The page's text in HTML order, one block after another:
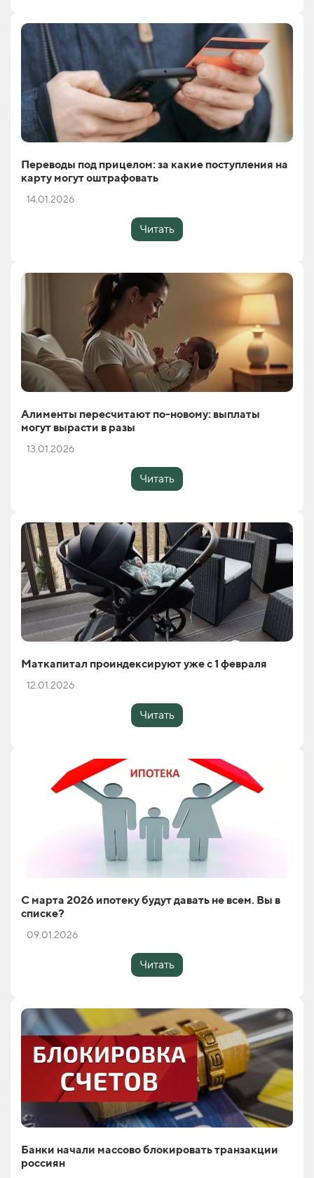
Переводы под прицелом: за какие поступления на
карту могут оштрафовать
14.01.2026
Читать
Алименты пересчитают по-новому: выплаты
могут вырасти в разы
13.01.2026
Читать
Маткапитал проиндексируют уже с 1 февраля
12.01.2026
Читать
С марта 2026 ипотеку будут давать не всем. Вы в
списке?
09.01.2026
Читать
Банки начали массово блокировать транзакции
россиян